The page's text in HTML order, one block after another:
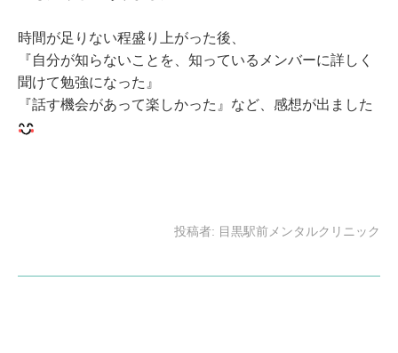
時間が足りない程盛り上がった後、
『自分が知らないことを、知っているメンバーに詳しく
聞けて勉強になった』
『話す機会があって楽しかった』など、感想が出ました
投稿者: 目黒駅前メンタルクリニック